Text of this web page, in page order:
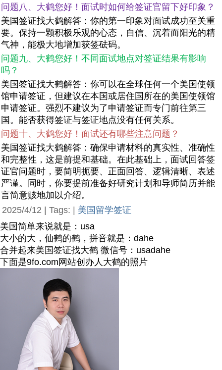
问题八、大鹤您好！面试时如何给签证官留下好印象？
美国签证找大鹤解答：你的第一印象对面试成功至关重
要。保持一颗积极乐观的心态，自信、沉着而阳光的精
气神，能极大地增加获签砝码。
问题九、大鹤您好！不同面试地点对签证结果有影响
吗？
美国签证找大鹤解答：你可以在全球任何一个美国使领
馆申请签证，但建议在本国或居住国所在的美国使领馆
申请签证。强烈不建议为了申请签证而专门前往第三
国。能否获得签证与签证地点没有任何关系。
问题十、大鹤您好！面试还有哪些注意问题？
美国签证找大鹤解答：确保申请材料的真实性、准确性
和完整性，这是前提和基础。在此基础上，面试回答签
证官问题时，要简明扼要、正面回答、逻辑清晰、表述
严谨。同时，你要提前准备好研究计划和导师简历并能
言简意赅地加以介绍。
2025/4/12 | Tags: | 美国留学签证
美国简单来说就是：usa
大小的大，仙鹤的鹤，拼音就是：dahe
合并起来美国签证找大鹤 微信号：usadahe
下面是9fo.com网站创办人大鹤的照片